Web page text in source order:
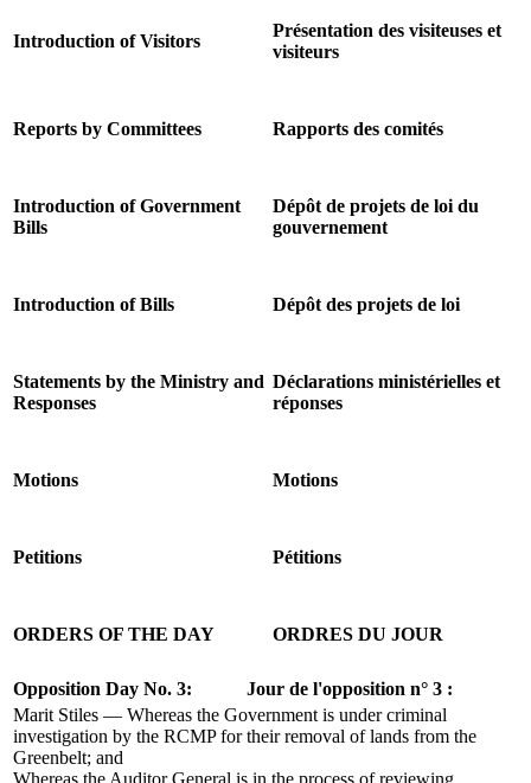
Introduction of Visitors
Présentation des visiteuses et
visiteurs
Reports by Committees Rapports des comités
Introduction of Government
Bills
Dépôt de projets de loi du
gouvernement
Introduction of Bills Dépôt des projets de loi
Statements by the Ministry and
Responses
Déclarations ministérielles et
réponses
Motions Motions
Petitions Pétitions
ORDERS OF THE DAY ORDRES DU JOUR
Opposition Day No. 3:
Jour de l'opposition n° 3 :
Marit Stiles — Whereas the Government is under criminal
investigation by the RCMP for their removal of lands from the
Greenbelt; and
Whereas the Auditor General is in the process of reviewing